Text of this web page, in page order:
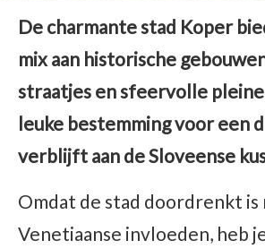
De charmante stad Koper
mix aan historische
straatjes en sfeervolle
leuke bestemming voor een
verblijft aan de Sloveense
Omdat de stad doordrenkt is
Venetiaanse invloeden, heb